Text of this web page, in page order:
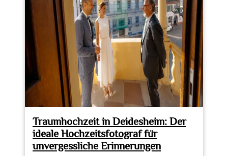
Traumhochzeit in Deidesheim: Der
ideale Hochzeitsfotograf für
unvergessliche Erinnerungen